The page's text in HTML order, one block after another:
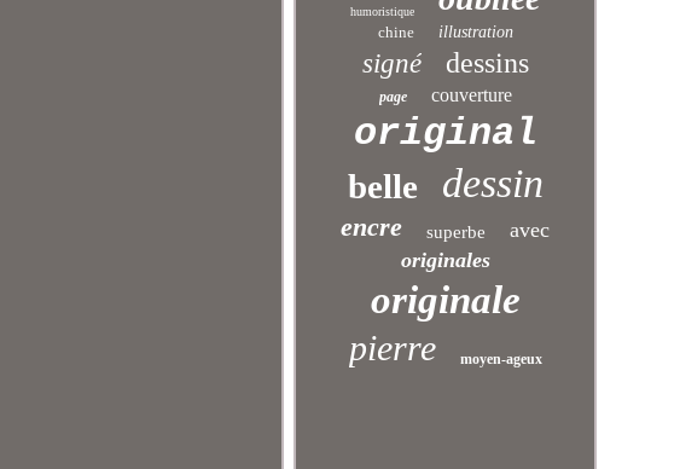
humoristique
chine illustration
signé dessins
page couverture
original
belle dessin
encre superbe
avec
originales
originale
pierre moyen-ageux